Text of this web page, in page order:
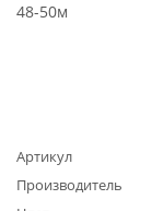
48-50м
Артикул
Производитель